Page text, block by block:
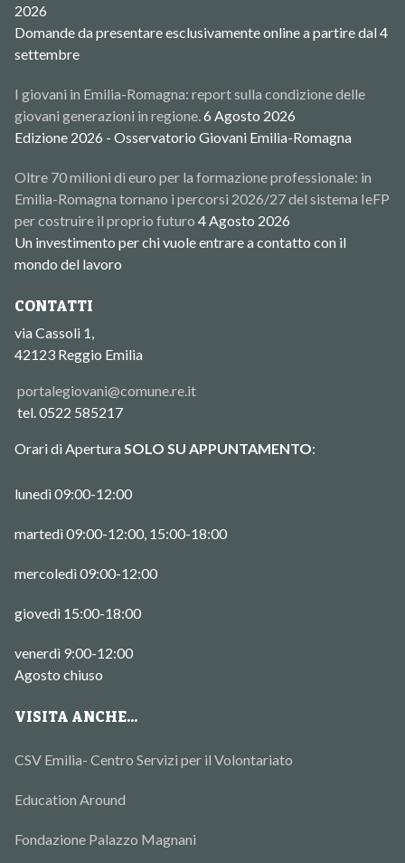
2026
Domande da presentare esclusivamente online a partire dal 4
settembre
I giovani in Emilia-Romagna: report sulla condizione delle
giovani generazioni in regione.6 Agosto 2026
Edizione 2026 - Osservatorio Giovani Emilia-Romagna
Oltre 70 milioni di euro per la formazione professionale: in
Emilia-Romagna tornano i percorsi 2026/27 del sistema IeFP
per costruire il proprio futuro 4 Agosto 2026
Un investimento per chi vuole entrare a contatto con il
mondo del lavoro
CONTATTI
via Cassoli 1,
42123 Reggio Emilia
portalegiovani@comune.re.it
tel. 0522 585217
Orari di AperturaSOLO SU APPUNTAMENTO:
lunedì 09:00-12:00
martedì 09:00-12:00, 15:00-18:00
mercoledì 09:00-12:00
giovedì 15:00-18:00
venerdì 9:00-12:00
Agosto chiuso
VISITA ANCHE...
CSV Emilia- Centro Servizi per il Volontariato
Education Around
Fondazione Palazzo Magnani